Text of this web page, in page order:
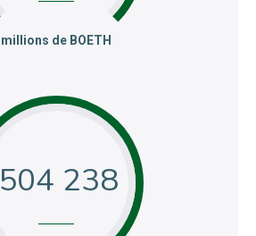
:millions de BOETH
504 238